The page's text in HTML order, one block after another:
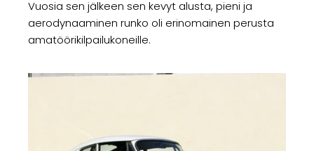
Vuosia sen jälkeen sen kevyt alusta, pieni ja
aerodynaaminen runko oli erinomainen perusta
amatöörikilpailukoneille.